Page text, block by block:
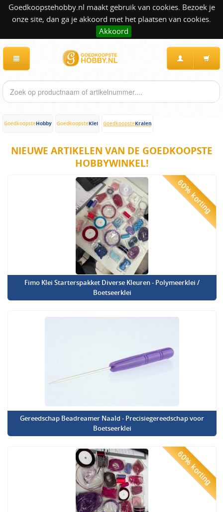
Goedkoopstehobby.nl maakt gebruik van cookies. Bezoek je
onze site, dan ga je akkoord met het plaatsen van cookies.
Akkoord
GoedkoopsteHobby GoedkoopsteKlei GoedkoopsteKralen
NIEUWE ARTIKELEN VAN DE GOEDKOOPSTE
HOBBYWINKEL!
60% korting
Fimo Klei Starterspakket Diverse Kleuren - Polymeerklei /
Boetseerklei
Gereedschap Beadreamer Naald - Precisiegereedschap voor
Boetseerklei
60% korting